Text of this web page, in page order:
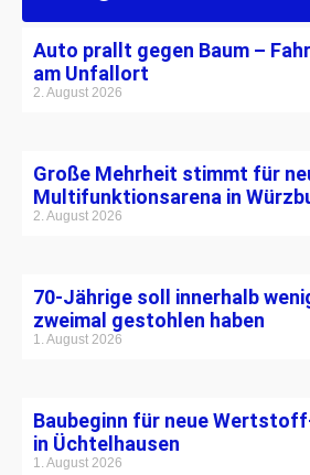
Auto prallt gegen Baum –
am Unfallort
2. August 2026
Große Mehrheit stimmt für
Multifunktionsarena in
2. August 2026
70-Jährige soll innerhalb
zweimal gestohlen haben
1. August 2026
Baubeginn für neue
in Üchtelhausen
1. August 2026